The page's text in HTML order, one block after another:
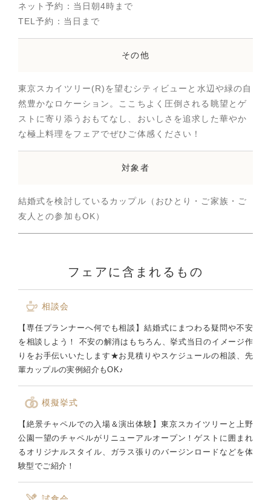
ネット予約：当日朝4時まで
TEL予約：当日まで
その他
東京スカイツリー(R)を望むシティビューと水辺や緑の自
然豊かなロケーション。ここちよく圧倒される眺望とゲ
ストに寄り添うおもてなし、おいしさを追求した華やか
な極上料理をフェアでぜひご体感ください！
対象者
結婚式を検討しているカップル（おひとり・ご家族・ご
友人との参加もOK）
フェアに含まれるもの
相談会
【専任プランナーへ何でも相談】結婚式にまつわる疑問や不安
を相談しよう！ 不安の解消はもちろん、挙式当日のイメージ作
りをお手伝いいたします★お見積りやスケジュールの相談、先
輩カップルの実例紹介もOK♪
模擬挙式
【絶景チャペルでの入場＆演出体験】東京スカイツリーと上野
公園一望のチャペルがリニューアルオープン！ゲストに囲まれ
るオリジナルスタイル、ガラス張りのバージンロードなどを体
験型でご紹介！